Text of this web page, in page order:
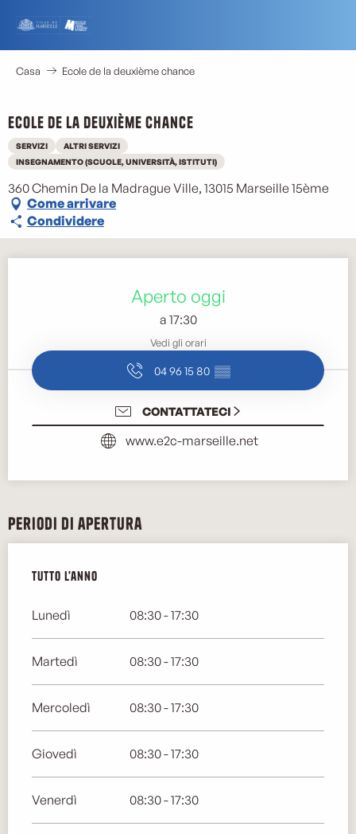
contenu
principal
Casa Ecole de la deuxième chance
Ecole de la deuxième chance
SERVIZI
ALTRI SERVIZI
INSEGNAMENTO (SCUOLE, UNIVERSITÀ, ISTITUTI)
360 Chemin De la Madrague Ville, 13015 Marseille 15ème
Come arrivare
Condividere
Aperto oggi
a 17:30
Vedi gli orari
04 96 15 80 ▒▒
CONTATTATECI
www.e2c-marseille.net
Periodi di apertura
Tutto l'anno
Tutto l'anno
Lunedì 08:30 - 17:30
Martedì 08:30 - 17:30
Mercoledì 08:30 - 17:30
Giovedì 08:30 - 17:30
Venerdì 08:30 - 17:30